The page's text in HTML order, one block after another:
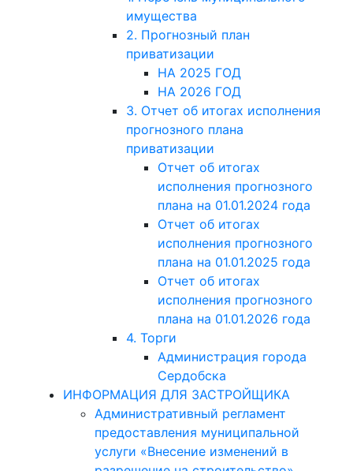
имущества
2. Прогнозный план
приватизации
НА 2025 ГОД
НА 2026 ГОД
3. Отчет об итогах исполнения
прогнозного плана
приватизации
Отчет об итогах
исполнения прогнозного
плана на 01.01.2024 года
Отчет об итогах
исполнения прогнозного
плана на 01.01.2025 года
Отчет об итогах
исполнения прогнозного
плана на 01.01.2026 года
4. Торги
Администрация города
Сердобска
ИНФОРМАЦИЯ ДЛЯ ЗАСТРОЙЩИКА
Административный регламент
предоставления муниципальной
услуги «Внесение изменений в